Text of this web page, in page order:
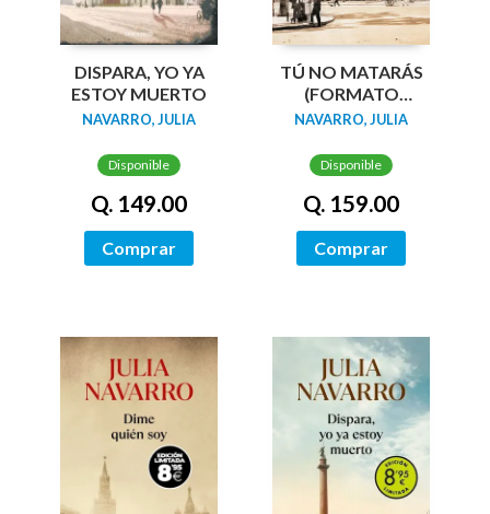
DISPARA, YO YA
ESTOY MUERTO
NAVARRO, JULIA
Disponible
Q. 149.00
Comprar
TÚ NO MATARÁS
(FORMATO
GRANDE)
NAVARRO, JULIA
Disponible
Q. 159.00
Comprar